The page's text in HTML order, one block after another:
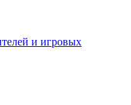
и игровых